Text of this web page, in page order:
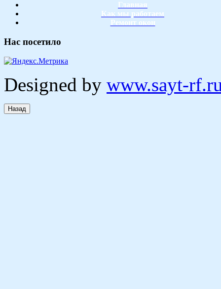
Главная
Как мы работаем
Ремонт окон
Нас посетило
Designed by www.sayt-